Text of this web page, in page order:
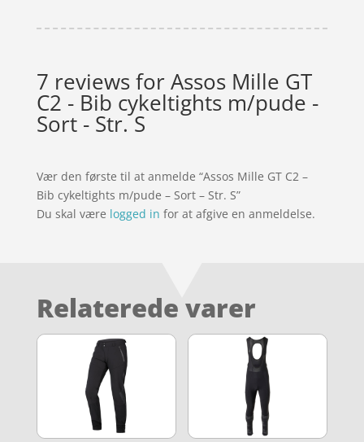
7 reviews forAssos Mille GT
C2 - Bib cykeltights m/pude -
Sort - Str. S
Vær den første til at anmelde “Assos Mille GT C2 –
Bib cykeltights m/pude – Sort – Str. S”
Du skal være logged in for at afgive en anmeldelse.
Relaterede varer